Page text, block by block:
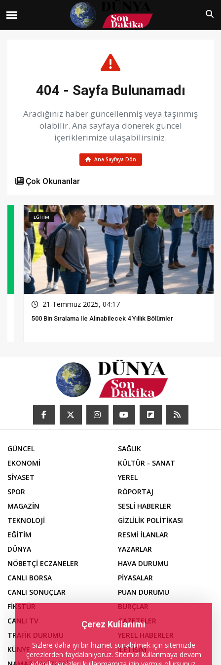
404 - Sayfa Bulunamadı
Aradığınız haber güncellenmiş veya taşınmış
olabilir. Ana sayfaya dönerek güncel
içeriklerimize ulaşabilirsiniz.
Ana Sayfaya Dön
Çok Okunanlar
EĞİTİM
21 Temmuz 2025, 04:17
500 Bin Sıralama Ile Alınabilecek 4 Yıllık Bölümler
GÜNCEL
EKONOMİ
SİYASET
SPOR
MAGAZİN
TEKNOLOJİ
EĞİTİM
DÜNYA
SAĞLIK
KÜLTÜR - SANAT
YEREL
RÖPORTAJ
SESLİ HABERLER
GİZLİLİK POLİTİKASI
RESMİ İLANLAR
YAZARLAR
NÖBETÇİ ECZANELER
CANLI BORSA
CANLI SONUÇLAR
FİKSTÜR
CANLI TV
TRAFİK DURUMU
KÜNYE
HAVA DURUMU
PİYASALAR
PUAN DURUMU
BURÇLAR
GAZETELER
YEREL HABERLER
İLETİŞİM
Çerez Kullanımı
Sizlere daha iyi bir hizmet sunabilmek için sitemizde
çerezlerden faydalanıyoruz. Sitemizi kullanmaya devam